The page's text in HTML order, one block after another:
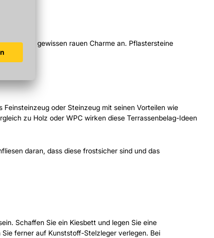
einem gewissen rauen Charme an. Pflastersteine
oder Steinzeug mit seinen Vorteilen wie
zu Holz oder WPC wirken diese Terrassenbelag-Ideen
daran, dass diese frostsicher sind und das
Schaffen Sie ein Kiesbett und legen Sie eine
ferner auf Kunststoff-Stelzleger verlegen. Bei